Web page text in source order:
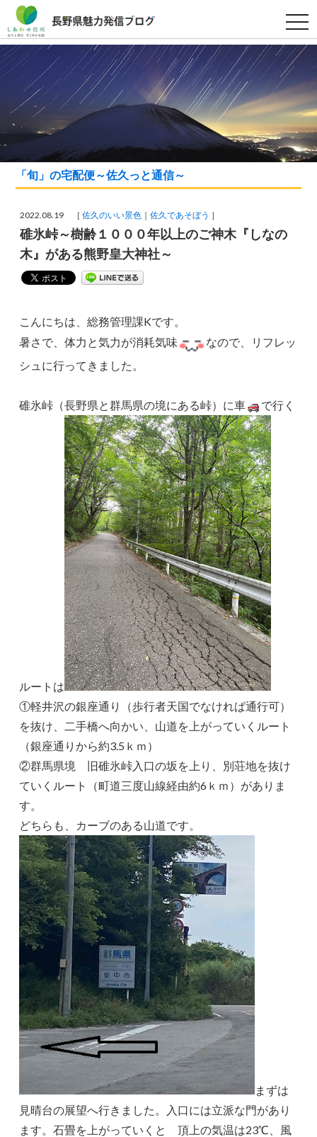
t
o
g
g
n
a
i
g
a
t
i
「旬」の宅配便～佐久っと通信～
2022.08.19 ［佐久のいい景色 佐久であそぼう ］
碓氷峠～樹齢１０００年以上のご神木『しなの
木』がある熊野皇大神社～
こんにちは、総務管理課Kです。
暑さで、体力と気力が消耗気味
なので、リフレッ
シュに行ってきました。
碓氷峠（長野県と群馬県の境にある峠）に車 で行く
ルートは
①軽井沢の銀座通り（歩行者天国でなければ通行可）
を抜け、二手橋へ向かい、山道を上がっていくルート
（銀座通りから約3.5ｋｍ）
②群馬県境 旧碓氷峠入口の坂を上り、別荘地を抜け
ていくルート（町道三度山線経由約6ｋｍ）がありま
す。
どちらも、カーブのある山道です。
まずは
見晴台の展望へ行きました。入口には立派な門があり
ます。石畳を上がっていくと 頂上の気温は23℃、風